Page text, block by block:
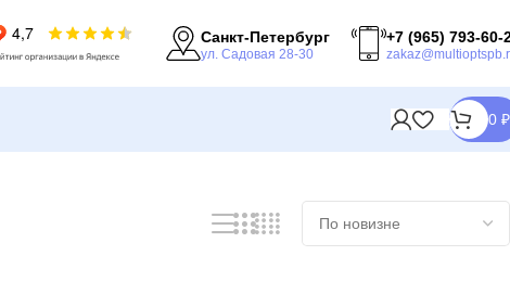
Санкт-Петербург
ул. Садовая 28-30
+7 (965) 793-60-
0 ₽